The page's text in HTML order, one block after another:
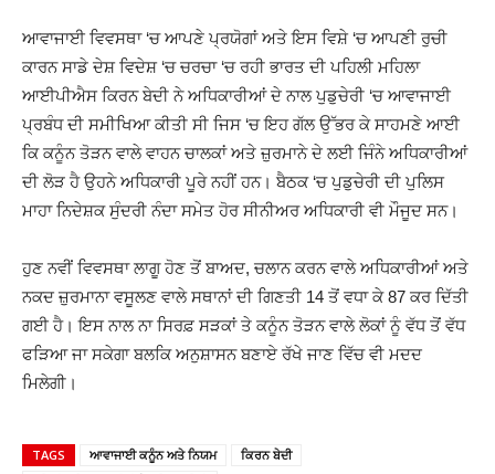
ਆਵਾਜਾਈ ਵਿਵਸਥਾ ‘ਚ ਆਪਣੇ ਪ੍ਰਯੋਗਾਂ ਅਤੇ ਇਸ ਵਿਸ਼ੇ ‘ਚ ਆਪਣੀ ਰੁਚੀ
ਕਾਰਨ ਸਾਡੇ ਦੇਸ਼ ਵਿਦੇਸ਼ ‘ਚ ਚਰਚਾ ‘ਚ ਰਹੀ ਭਾਰਤ ਦੀ ਪਹਿਲੀ ਮਹਿਲਾ
ਆਈਪੀਐਸ ਕਿਰਨ ਬੇਦੀ ਨੇ ਅਧਿਕਾਰੀਆਂ ਦੇ ਨਾਲ ਪੁਡੁਚੇਰੀ ‘ਚ ਆਵਾਜਾਈ
ਪ੍ਰਬੰਧ ਦੀ ਸਮੀਖਿਆ ਕੀਤੀ ਸੀ ਜਿਸ ‘ਚ ਇਹ ਗੱਲ ਉੱਭਰ ਕੇ ਸਾਹਮਣੇ ਆਈ
ਕਿ ਕਨੂੰਨ ਤੋੜਨ ਵਾਲੇ ਵਾਹਨ ਚਾਲਕਾਂ ਅਤੇ ਜ਼ੁਰਮਾਨੇ ਦੇ ਲਈ ਜਿੰਨੇ ਅਧਿਕਾਰੀਆਂ
ਦੀ ਲੋੜ ਹੈ ਉਹਨੇ ਅਧਿਕਾਰੀ ਪੂਰੇ ਨਹੀਂ ਹਨ। ਬੈਠਕ ‘ਚ ਪੁਡੁਚੇਰੀ ਦੀ ਪੁਲਿਸ
ਮਾਹਾ ਨਿਦੇਸ਼ਕ ਸੁੰਦਰੀ ਨੰਦਾ ਸਮੇਤ ਹੋਰ ਸੀਨੀਅਰ ਅਧਿਕਾਰੀ ਵੀ ਮੌਜੂਦ ਸਨ।
ਹੁਣ ਨਵੀਂ ਵਿਵਸਥਾ ਲਾਗੂ ਹੋਣ ਤੋਂ ਬਾਅਦ, ਚਲਾਨ ਕਰਨ ਵਾਲੇ ਅਧਿਕਾਰੀਆਂ ਅਤੇ
ਨਕਦ ਜ਼ੁਰਮਾਨਾ ਵਸੂਲਣ ਵਾਲੇ ਸਥਾਨਾਂ ਦੀ ਗਿਣਤੀ 14 ਤੋਂ ਵਧਾ ਕੇ 87 ਕਰ ਦਿੱਤੀ
ਗਈ ਹੈ। ਇਸ ਨਾਲ ਨਾ ਸਿਰਫ਼ ਸੜਕਾਂ ਤੇ ਕਨੂੰਨ ਤੋੜਨ ਵਾਲੇ ਲੋਕਾਂ ਨੂੰ ਵੱਧ ਤੋਂ ਵੱਧ
ਫੜਿਆ ਜਾ ਸਕੇਗਾ ਬਲਕਿ ਅਨੁਸ਼ਾਸਨ ਬਣਾਏ ਰੱਖੇ ਜਾਣ ਵਿੱਚ ਵੀ ਮਦਦ
ਮਿਲੇਗੀ।
TAGS ਆਵਾਜਾਈ ਕਨੂੰਨ ਅਤੇ ਨਿਯਮ
ਕਿਰਨ ਬੇਦੀ